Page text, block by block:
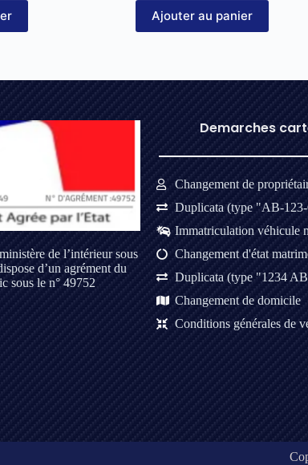
Ajouter au panier
de l’intérieur sous
d’un agrément du
sous le n° 49752
Demarches
Changement de
Duplicata (type "AB-
Immatriculation véhicule
Changement d'état
Duplicata (type "1234
Changement de domicile
Conditions générales de